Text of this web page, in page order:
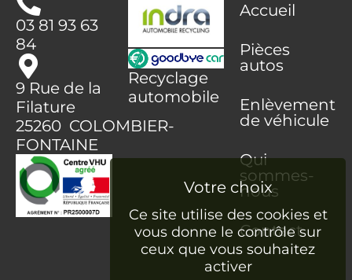
03 81 93 63
84
9 Rue de la
Filature
25260 COLOMBIER-
FONTAINE
Recyclage
automobile
Accueil
Pièces
autos
Enlèvement
de véhicule
Qui
sommes-
nous
Contact
Ce site utilise des cookies et
vous donne le contrôle sur
ceux que vous souhaitez
activer